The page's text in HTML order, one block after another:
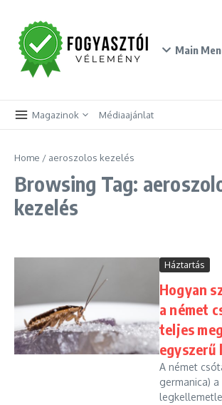
Main
Magazinok Médiaajánlat
Home / aeroszolos kezelés
Browsing Tag:
kezelés
Háztartás
Hogyan
a német
teljes
egyszerű
A német
germanica) a